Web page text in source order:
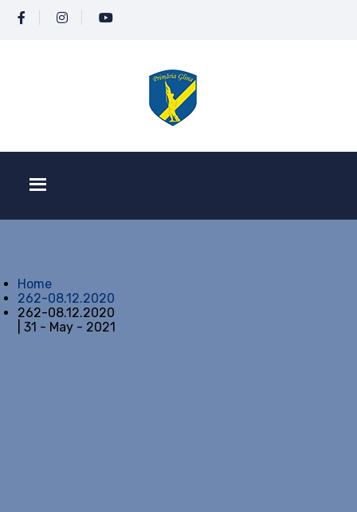
Home
262-08.12.2020
262-08.12.2020
| 31 - May - 2021